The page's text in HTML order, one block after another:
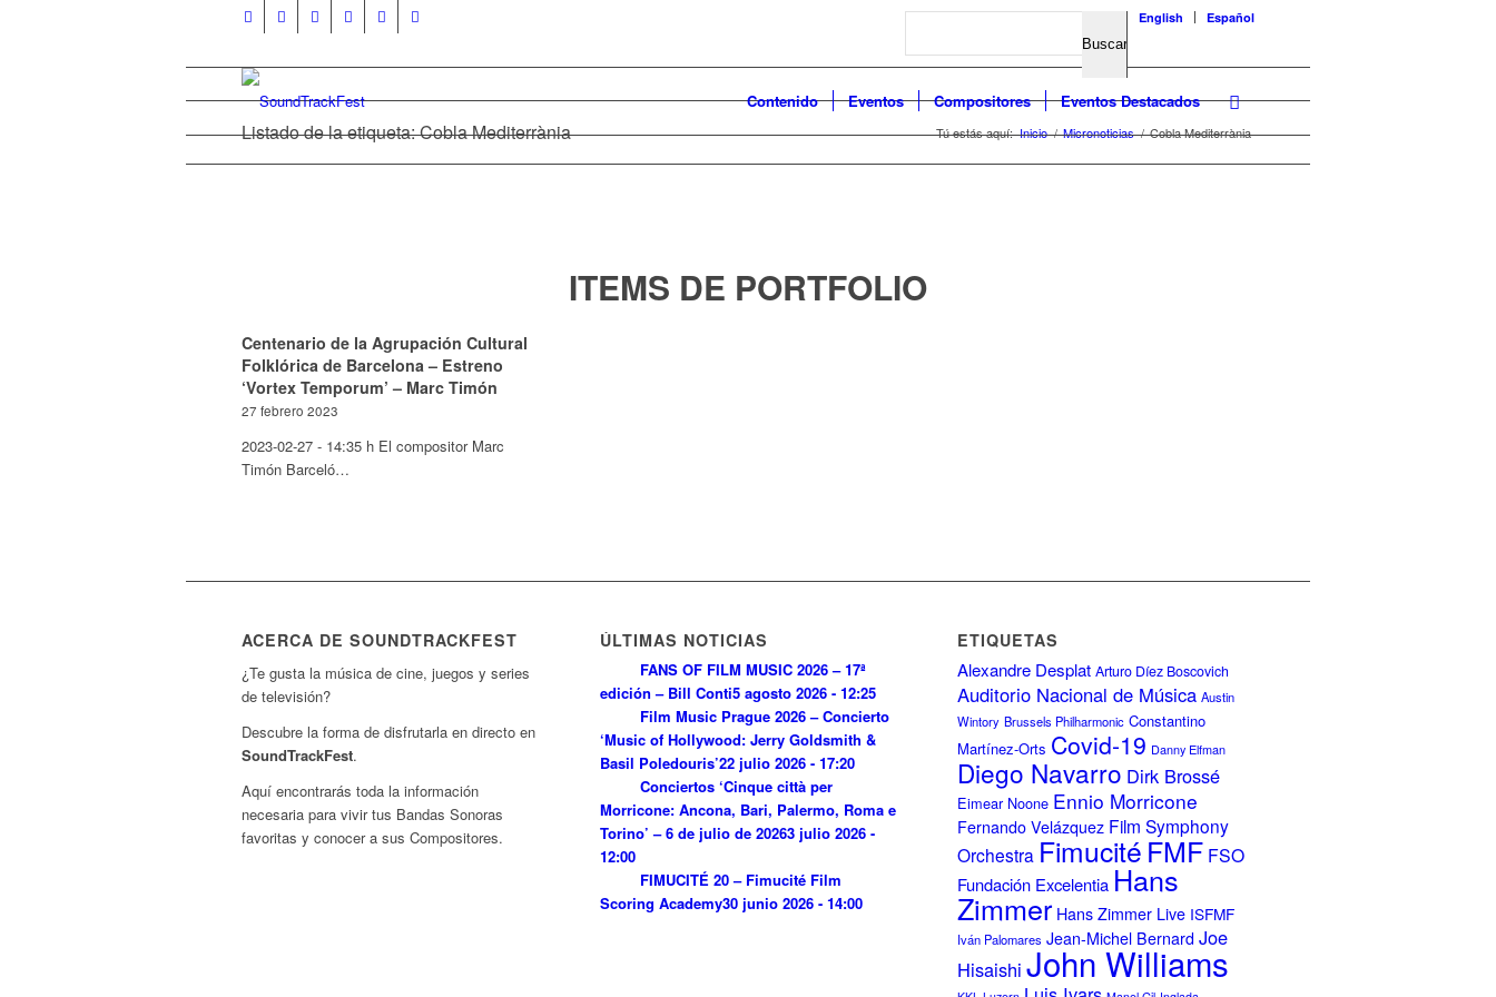
Search English Español
Contenido Eventos Compositores Eventos Destacados
Listado de la etiqueta: Cobla Mediterrània Tú estás aquí: Inicio / Micronoticias / Cobla Mediterrània
ITEMS DE PORTFOLIO
Centenario de la Agrupación Cultural
Folklórica de Barcelona – Estreno
‘Vortex Temporum’ – Marc Timón
27 febrero 2023
2023-02-27 - 14:35 h El compositor Marc
Timón Barceló…
ACERCA DE SOUNDTRACKFEST
¿Te gusta la música de cine, juegos y series
de televisión?
Descubre la forma de disfrutarla en directo en
SoundTrackFest.
Aquí encontrarás toda la información
necesaria para vivir tus Bandas Sonoras
favoritas y conocer a sus Compositores.
ÚLTIMAS NOTICIAS
FANS OF FILM MUSIC 2026 – 17ª
edición – Bill Conti5 agosto 2026 - 12:25
Film Music Prague 2026 – Concierto
‘Music of Hollywood: Jerry Goldsmith &
Basil Poledouris’22 julio 2026 - 17:20
Conciertos ‘Cinque città per
Morricone: Ancona, Bari, Palermo, Roma e
Torino’ – 6 de julio de 20263 julio 2026 -
12:00
FIMUCITÉ 20 – Fimucité Film
Scoring Academy30 junio 2026 - 14:00
ETIQUETAS
Alexandre Desplat Arturo Díez Boscovich
Auditorio Nacional de Música Austin
Wintory Brussels Philharmonic Constantino
Martínez-Orts Covid-19 Danny Elfman
Diego Navarro Dirk Brossé
Eimear Noone Ennio Morricone
Fernando Velázquez Film Symphony
Orchestra Fimucité FMF FSO
Fundación Excelentia Hans
Zimmer Hans Zimmer Live ISFMF
Iván Palomares Jean-Michel Bernard Joe
Hisaishi John Williams